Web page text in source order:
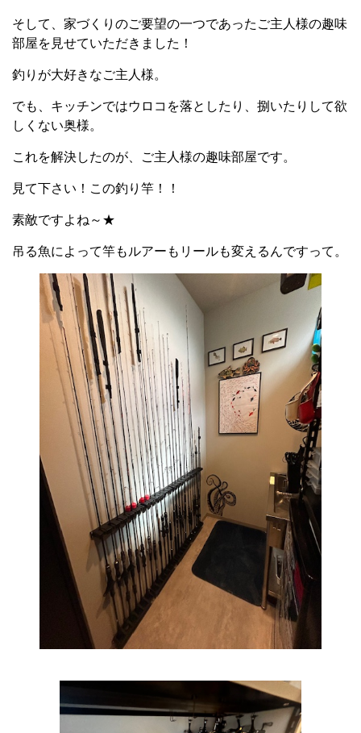
そして、家づくりのご要望の一つであったご主人様の趣味
部屋を見せていただきました！
釣りが大好きなご主人様。
でも、キッチンではウロコを落としたり、捌いたりして欲
しくない奥様。
これを解決したのが、ご主人様の趣味部屋です。
見て下さい！この釣り竿！！
素敵ですよね～★
吊る魚によって竿もルアーもリールも変えるんですって。